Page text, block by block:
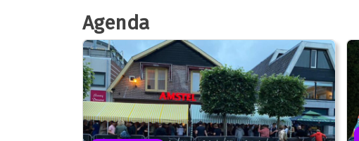
Agenda